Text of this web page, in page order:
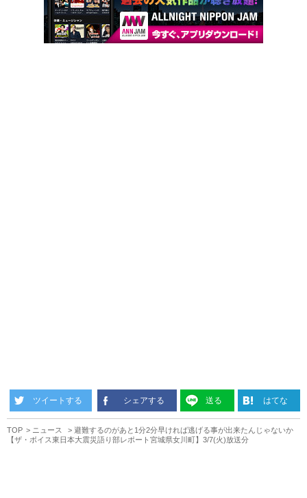
ツイートする シェアする 送る はてな
TOP ニュース
避難するのがあと1分2分早ければ逃げる事が出来たんじゃないか
【ザ・ボイス東日本大震災語り部レポート宮城県女川町】3/7(火)放送分